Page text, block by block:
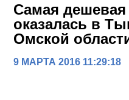
Самая дешевая
оказалась в
Омской
9 МАРТА 2016 11:29:18